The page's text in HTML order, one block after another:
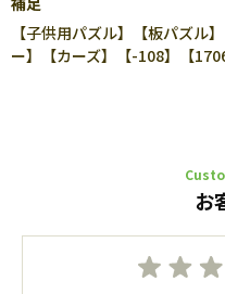
【子供用パズル】【板パズル
ー】【カーズ】【-108】【1706
お